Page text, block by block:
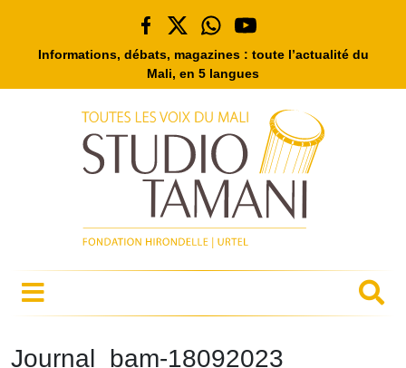
Informations, débats, magazines : toute l’actualité du
Mali, en 5 langues
Journal_bam-18092023